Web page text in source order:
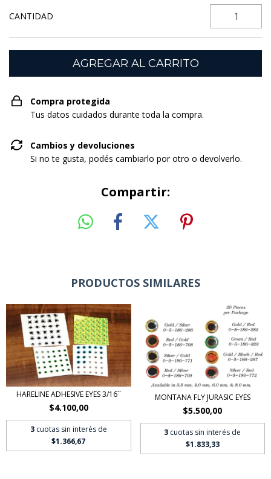
CANTIDAD
Compra protegida
Tus datos cuidados durante toda la compra.
Cambios y devoluciones
Si no te gusta, podés cambiarlo por otro o devolverlo.
Compartir:
PRODUCTOS SIMILARES
HARELINE ADHESIVE EYES 3/16´´
$4.100,00
3 cuotas sin interés de
$1.366,67
MONTANA FLY JURASIC EYES
$5.500,00
3 cuotas sin interés de
$1.833,33